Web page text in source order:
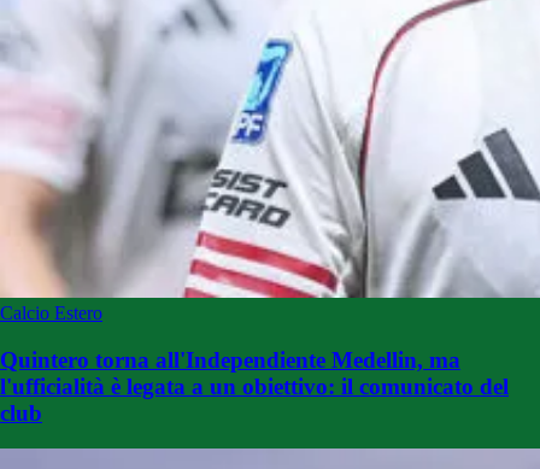
Calcio Estero
Quintero torna all'Independiente Medellin, ma
l'ufficialità è legata a un obiettivo: il comunicato del
club